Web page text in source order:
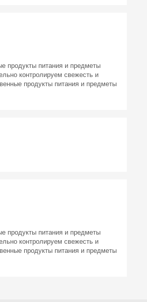
продукты питания и предметы
контролируем свежесть и
продукты питания и предметы
продукты питания и предметы
контролируем свежесть и
продукты питания и предметы